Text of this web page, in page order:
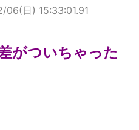
06(日) 15:33:01.91
がついちゃった